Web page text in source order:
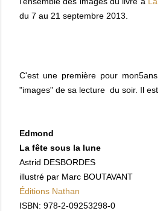
du 7 au 21 septembre 2013.
C'est une première pour
"images" de sa lecture du soir. Il est
Edmond
La fête sous la lune
Astrid DESBORDES
illustré par Marc BOUTAVANT
Éditions Nathan
ISBN: 978-2-09253298-0